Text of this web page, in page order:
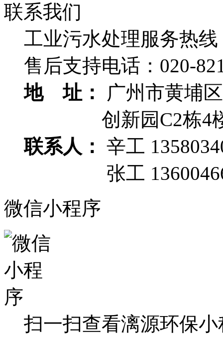
联系我们
工业污水处理服务热线
售后支持电话： 020-
地 址：
广州市黄埔
创新园C2栋4
联系人： 辛工
张工
微信小程序
扫一扫查看漓源环保小